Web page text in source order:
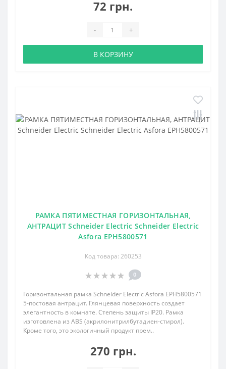
72 грн.
- +
В КОРЗИНУ
РАМКА ПЯТИМЕСТНАЯ ГОРИЗОНТАЛЬНАЯ,
АНТРАЦИТ Schneider Electric Schneider Electric
Asfora EPH5800571
Код товара: 260253
0
Горизонтальная рамка Schneider Electric Asfora EPH5800571
5-постовая антрацит. Глянцевая поверхность создает
элегантность в комнате. Степень защиты IP20. Рамка
изготовлена из ABS (акрилонитрилбутадиен-стирол).
Кроме того, это экологичный продукт прем..
270 грн.